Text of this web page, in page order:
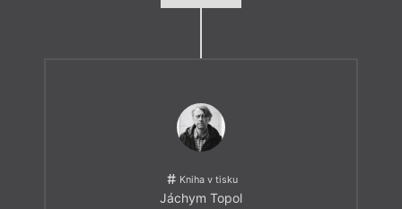
Kniha v tisku
Jáchym Topol